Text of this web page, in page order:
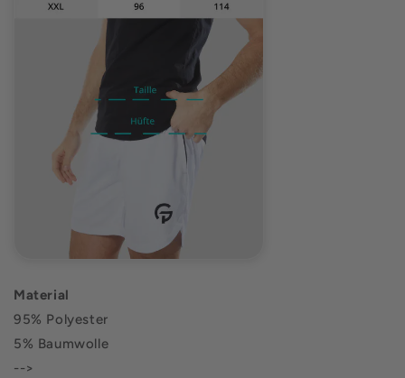
Material
95% Polyester
5% Baumwolle
-->